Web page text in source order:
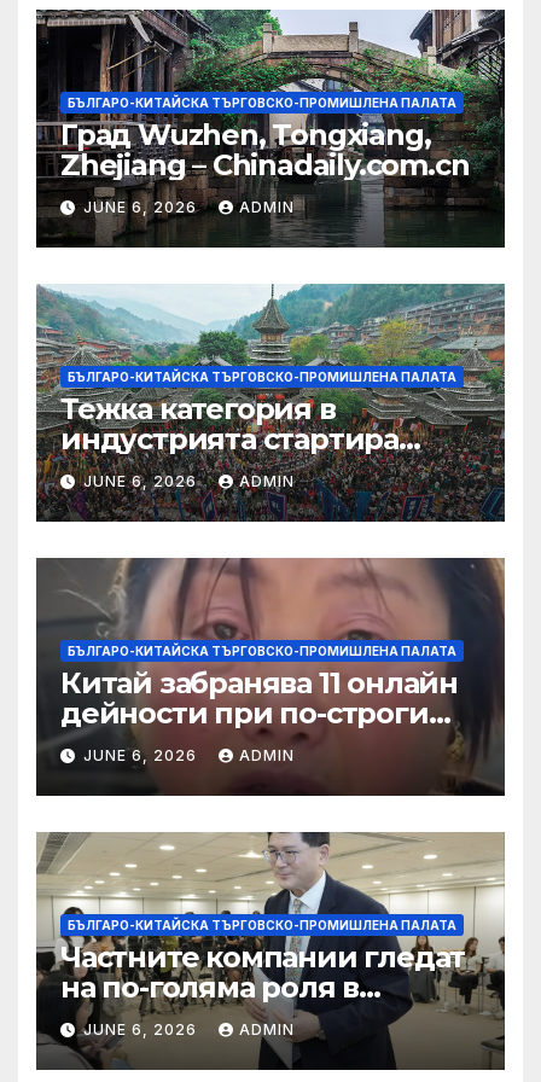
БЪЛГАРО-КИТАЙСКА ТЪРГОВСКО-ПРОМИШЛЕНА ПАЛАТА
Град Wuzhen, Tongxiang,
Zhejiang – Chinadaily.com.cn
JUNE 6, 2026 ADMIN
БЪЛГАРО-КИТАЙСКА ТЪРГОВСКО-ПРОМИШЛЕНА ПАЛАТА
Тежка категория в
индустрията стартира
алианс за космическа
слънчева енергия
JUNE 6, 2026 ADMIN
БЪЛГАРО-КИТАЙСКА ТЪРГОВСКО-ПРОМИШЛЕНА ПАЛАТА
Китай забранява 11 онлайн
дейности при по-строги
правила за ограничаване на
слуховете и
кибернасилниците
JUNE 6, 2026 ADMIN
БЪЛГАРО-КИТАЙСКА ТЪРГОВСКО-ПРОМИШЛЕНА ПАЛАТА
Частните компании гледат
на по-голяма роля в
стратегическата
енергетика
JUNE 6, 2026 ADMIN